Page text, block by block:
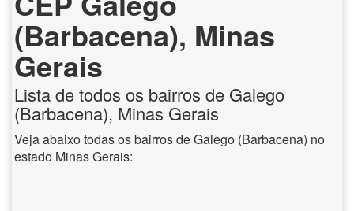
(Barbacena), Minas
Gerais
Lista de todos os bairros de Galego
(Barbacena), Minas Gerais
Veja abaixo todas os bairros de Galego (Barbacena) no
estado Minas Gerais: